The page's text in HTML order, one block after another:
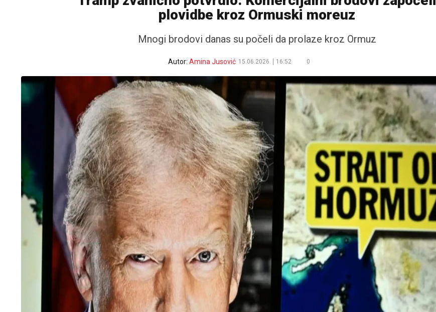
plovidbe kroz Ormuski moreuz
Mnogi brodovi danas su počeli da prolaze kroz Ormuz
Autor: Amina Jusović 15.06.2026. 16:52 0